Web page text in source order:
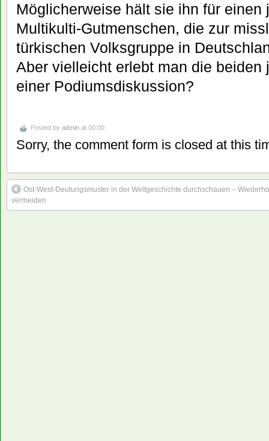
Möglicherweise hält sie ihn für einen
Multikulti-Gutmenschen, die zur
türkischen Volksgruppe in
Aber vielleicht erlebt man die beiden
einer Podiumsdiskussion?
Posted by admin at 00:00
Sorry, the comment form is closed at this
Ost-West-Deutungsmuster in der Weltgeschichte durchschauen –
vermeiden